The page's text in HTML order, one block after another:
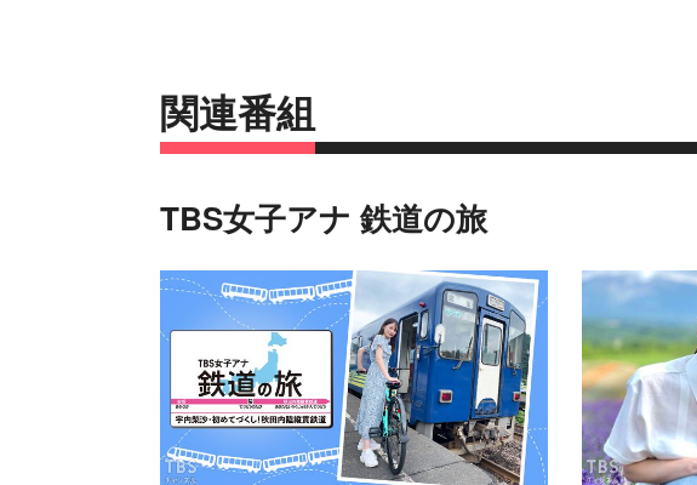
関連番組
TBS女子アナ 鉄道の旅